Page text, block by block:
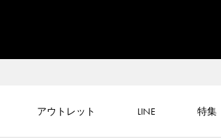
アウトレット LINE 特集